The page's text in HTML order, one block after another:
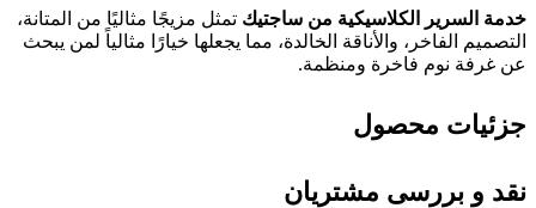
خدمة السرير الكلاسيكية من ساجتيك تمثل مزيجًا مثاليًا من المتانة،
التصميم الفاخر، والأناقة الخالدة، مما يجعلها خيارًا مثالياً لمن يبحث
عن غرفة نوم فاخرة ومنظمة.
جزئیات محصول
نقد و بررسی مشتریان